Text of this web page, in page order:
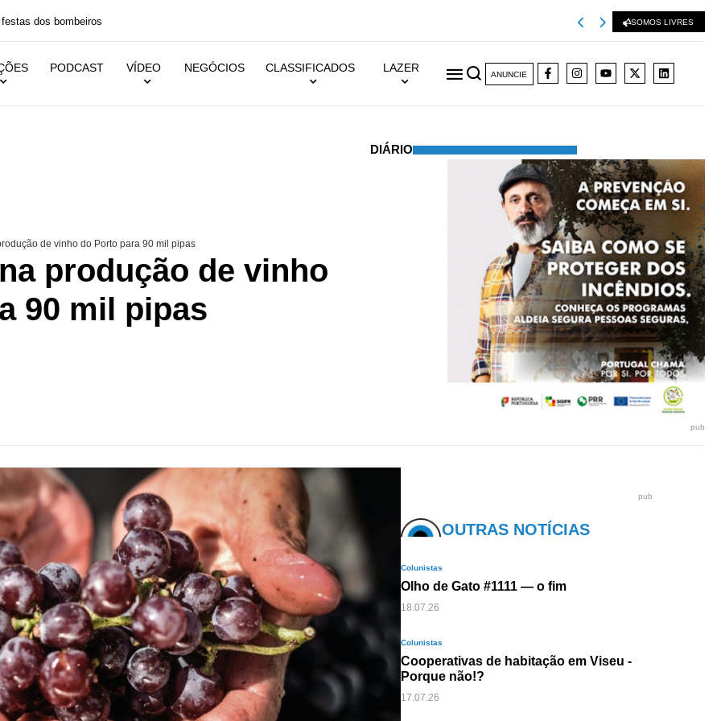
dos bombeiros Viseu 2001
SOMOS LIVRES
PODCAST VÍDEO NEGÓCIOS CLASSIFICADOS LAZER
ANUNCIE
de vinho do Porto para 90 mil pipas
produção de vinho
90 mil pipas
DIÁRIO
pub
pub
OUTRAS NOTÍCIAS
Colunistas
Olho de Gato #1111 — o fim
18.07.26
Colunistas
Cooperativas de habitação em Viseu -
Porque não!?
17.07.26